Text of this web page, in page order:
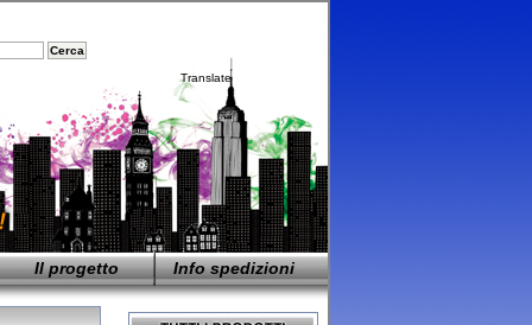
Translate
Il progetto Info spedizioni